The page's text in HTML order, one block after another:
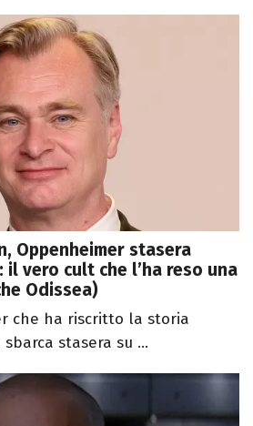
Oppenheimer stasera
il vero cult che l’ha reso una
Odissea)
che ha riscritto la storia
stasera su ...